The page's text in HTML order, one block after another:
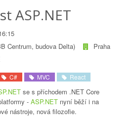
ASP.NET
Centrum, budova Delta)
Praha
C# MVC React
se s příchodem .NET Core
- ASP.NET nyní běží i na
nástroje, nová filozofie.